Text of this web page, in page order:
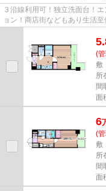
３沿線利用可！独立洗面台！
ョン！商店街などもあり生活至
(
敷
所
間
面
6
(
敷
所
間
面